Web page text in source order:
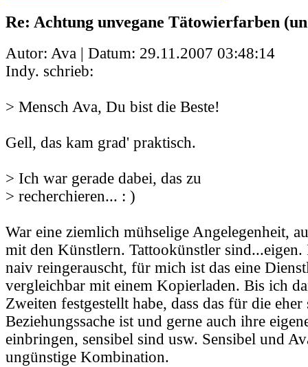
Re: Achtung unvegane Tätowierfarben
Autor: Ava | Datum: 29.11.2007 03:48:14
Indy. schrieb:
> Mensch Ava, Du bist die Beste!
Gell, das kam grad' praktisch.
> Ich war gerade dabei, das zu
> recherchieren... : )
War eine ziemlich mühselige Angelegenheit,
mit den Künstlern. Tattookünstler
naiv reingerauscht, für mich ist das eine
vergleichbar mit einem Kopierladen. Bis ich
Zweiten festgestellt habe, dass das für die eher
Beziehungssache ist und gerne auch ihre
einbringen, sensibel sind usw. Sensibel und
ungünstige Kombination.